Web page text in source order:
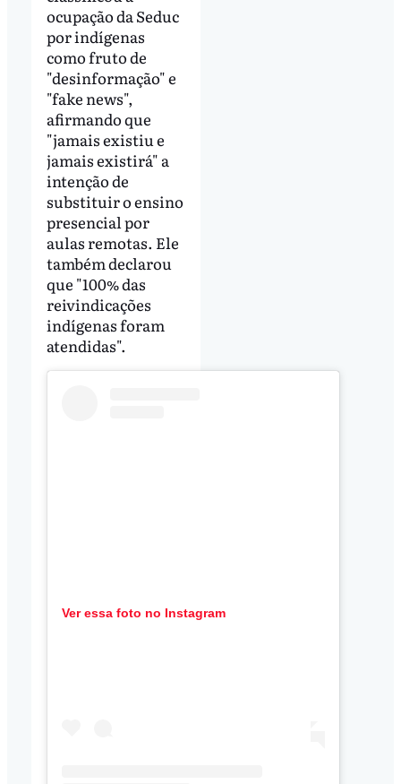
ocupação da Seduc
por indígenas
como fruto de
"desinformação" e
"fake news",
afirmando que
"jamais existiu e
jamais existirá" a
intenção de
substituir o ensino
presencial por
aulas remotas. Ele
também declarou
que "100% das
reivindicações
indígenas foram
atendidas".
Ver essa foto no Instagram